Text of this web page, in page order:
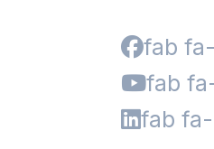
fab
fab
fab